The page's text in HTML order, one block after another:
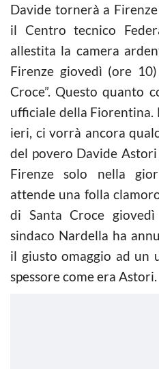
Davide tornerà a
il Centro tecnico
allestita la camera
Firenze giovedì (ore
Croce”. Questo quanto
ufficiale della Fiorentina.
ieri, ci vorrà ancora
del povero Davide
Firenze solo nella
attende una folla
di Santa Croce
sindaco Nardella ha
il giusto omaggio ad un
spessore come era Astori.